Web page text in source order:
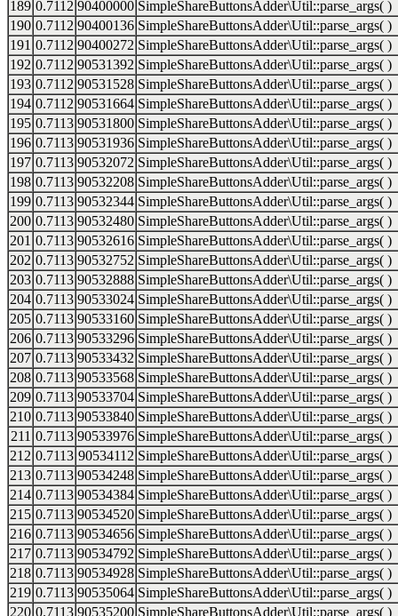
189 0.7112 90400000 SimpleShareButtonsAdder\Util::parse_args( )
190 0.7112 90400136 SimpleShareButtonsAdder\Util::parse_args( )
191 0.7112 90400272 SimpleShareButtonsAdder\Util::parse_args( )
192 0.7112 90531392 SimpleShareButtonsAdder\Util::parse_args( )
193 0.7112 90531528 SimpleShareButtonsAdder\Util::parse_args( )
194 0.7112 90531664 SimpleShareButtonsAdder\Util::parse_args( )
195 0.7113 90531800 SimpleShareButtonsAdder\Util::parse_args( )
196 0.7113 90531936 SimpleShareButtonsAdder\Util::parse_args( )
197 0.7113 90532072 SimpleShareButtonsAdder\Util::parse_args( )
198 0.7113 90532208 SimpleShareButtonsAdder\Util::parse_args( )
199 0.7113 90532344 SimpleShareButtonsAdder\Util::parse_args( )
200 0.7113 90532480 SimpleShareButtonsAdder\Util::parse_args( )
201 0.7113 90532616 SimpleShareButtonsAdder\Util::parse_args( )
202 0.7113 90532752 SimpleShareButtonsAdder\Util::parse_args( )
203 0.7113 90532888 SimpleShareButtonsAdder\Util::parse_args( )
204 0.7113 90533024 SimpleShareButtonsAdder\Util::parse_args( )
205 0.7113 90533160 SimpleShareButtonsAdder\Util::parse_args( )
206 0.7113 90533296 SimpleShareButtonsAdder\Util::parse_args( )
207 0.7113 90533432 SimpleShareButtonsAdder\Util::parse_args( )
208 0.7113 90533568 SimpleShareButtonsAdder\Util::parse_args( )
209 0.7113 90533704 SimpleShareButtonsAdder\Util::parse_args( )
210 0.7113 90533840 SimpleShareButtonsAdder\Util::parse_args( )
211 0.7113 90533976 SimpleShareButtonsAdder\Util::parse_args( )
212 0.7113 90534112 SimpleShareButtonsAdder\Util::parse_args( )
213 0.7113 90534248 SimpleShareButtonsAdder\Util::parse_args( )
214 0.7113 90534384 SimpleShareButtonsAdder\Util::parse_args( )
215 0.7113 90534520 SimpleShareButtonsAdder\Util::parse_args( )
216 0.7113 90534656 SimpleShareButtonsAdder\Util::parse_args( )
217 0.7113 90534792 SimpleShareButtonsAdder\Util::parse_args( )
218 0.7113 90534928 SimpleShareButtonsAdder\Util::parse_args( )
219 0.7113 90535064 SimpleShareButtonsAdder\Util::parse_args( )
220 0.7113 90535200 SimpleShareButtonsAdder\Util::parse_args( )